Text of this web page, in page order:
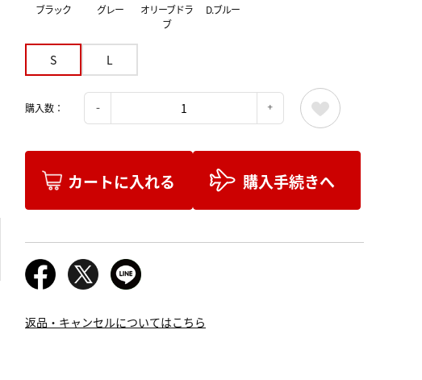
ブラック グレー
オリーブドラ
ブ
D.ブルー
S L
購入数：
カートに入れる 購入手続きへ
返品・キャンセルについてはこちら